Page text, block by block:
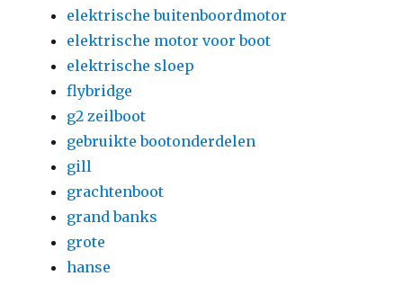
elektrische buitenboordmotor
elektrische motor voor boot
elektrische sloep
flybridge
g2 zeilboot
gebruikte bootonderdelen
gill
grachtenboot
grand banks
grote
hanse